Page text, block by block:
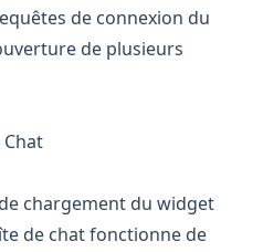
de connexion du
de plusieurs
Chat
chargement du widget
de chat fonctionne de